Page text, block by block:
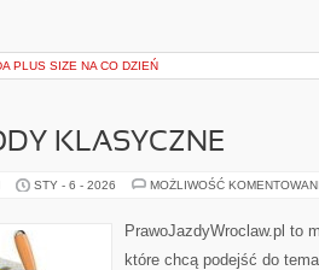
PLUS SIZE NA CO DZIEŃ
KLASYCZNE
STY - 6 - 2026 MOŻLIWOŚĆ
PrawoJazdyWroclaw.pl to
które chcą podejść do